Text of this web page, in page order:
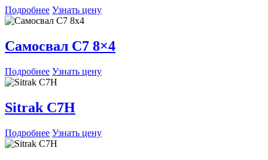
Подробнее Узнать цену
Самосвал C7 8×4
Подробнее Узнать цену
Sitrak C7H
Подробнее Узнать цену